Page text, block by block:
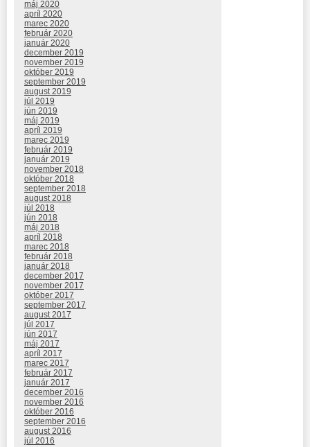
máj 2020
apríl 2020
marec 2020
február 2020
január 2020
december 2019
november 2019
október 2019
september 2019
august 2019
júl 2019
jún 2019
máj 2019
apríl 2019
marec 2019
február 2019
január 2019
november 2018
október 2018
september 2018
august 2018
júl 2018
jún 2018
máj 2018
apríl 2018
marec 2018
február 2018
január 2018
december 2017
november 2017
október 2017
september 2017
august 2017
júl 2017
jún 2017
máj 2017
apríl 2017
marec 2017
február 2017
január 2017
december 2016
november 2016
október 2016
september 2016
august 2016
júl 2016